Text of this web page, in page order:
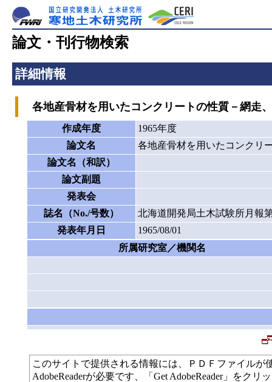
論文・刊行物検索
詳細情報
各地産骨材を用いたコンクリートの性質－網走
作成年度
1965年度
論文名
各地産骨材を用いたコンクリ
論文名（和訳）
論文副題
発表会
誌名（No./号数）
北海道開発局土木試験所月報
発表年月日
1965/08/01
所属研究室／機関名
このサイトで提供される情報には、ＰＤＦファイル
AdobeReaderが必要です、「Get AdobeReader」をク